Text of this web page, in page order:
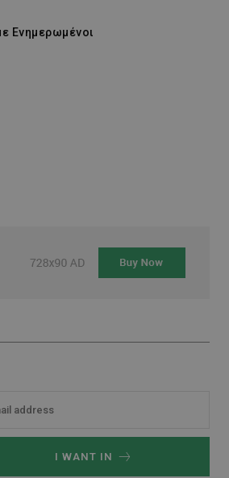
Ενημερωμένοι
I WANT IN